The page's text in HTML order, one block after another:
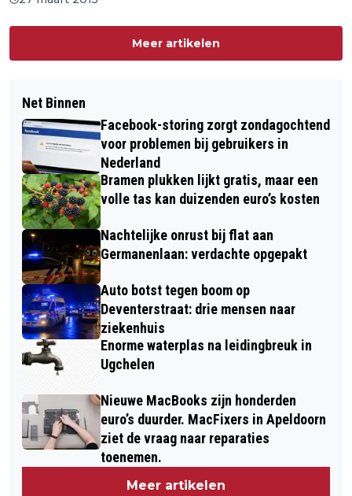
Meer artikelen
Net Binnen
Facebook-storing zorgt zondagochtend
voor problemen bij gebruikers in
Nederland
Bramen plukken lijkt gratis, maar een
volle tas kan duizenden euro’s kosten
Nachtelijke onrust bij flat aan
Germanenlaan: verdachte opgepakt
Auto botst tegen boom op
Deventerstraat: drie mensen naar
ziekenhuis
Enorme waterplas na leidingbreuk in
Ugchelen
Nieuwe MacBooks zijn honderden
euro’s duurder. MacFixers in Apeldoorn
ziet de vraag naar reparaties
toenemen.
Meer artikelen